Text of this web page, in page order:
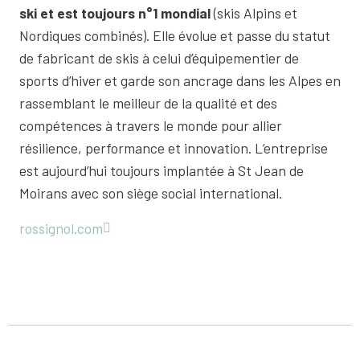
ski et est toujours n°1 mondial(skis Alpins et
Nordiques combinés). Elle évolue et passe du statut
de fabricant de skis à celui d’équipementier de
sports d’hiver et garde son ancrage dans les Alpes en
rassemblant le meilleur de la qualité et des
compétences à travers le monde pour allier
résilience, performance et innovation. L’entreprise
est aujourd’hui toujours implantée à St Jean de
Moirans avec son siège social international.
rossignol.com